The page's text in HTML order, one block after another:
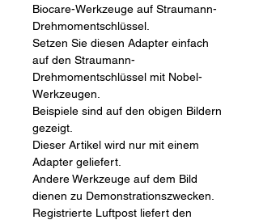
Biocare-Werkzeuge auf Straumann-
Drehmomentschlüssel.
Setzen Sie diesen Adapter einfach
auf den Straumann-
Drehmomentschlüssel mit Nobel-
Werkzeugen.
Beispiele sind auf den obigen Bildern
gezeigt.
Dieser Artikel wird nur mit einem
Adapter geliefert.
Andere Werkzeuge auf dem Bild
dienen zu Demonstrationszwecken.
Registrierte Luftpost liefert den